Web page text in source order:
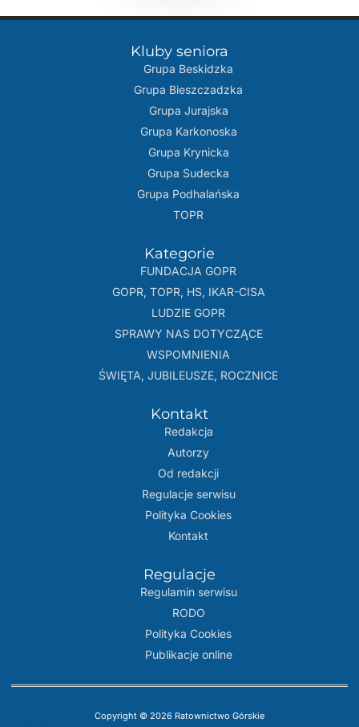
Kluby seniora
Grupa Beskidzka​
Grupa Bieszczadzka
Grupa Jurajska
Grupa Karkonoska
Grupa Krynicka
Grupa Sudecka
Grupa Podhalańska
TOPR
Kategorie
FUNDACJA GOPR
GOPR, TOPR, HS, IKAR-CISA
LUDZIE GOPR
SPRAWY NAS DOTYCZĄCE
WSPOMNIENIA
ŚWIĘTA, JUBILEUSZE, ROCZNICE
Kontakt
Redakcja
Autorzy
Od redakcji
Regulacje serwisu
Polityka Cookies
Kontakt
Regulacje
Regulamin serwisu
RODO
Polityka Cookies
Publikacje online
Copyright © 2026 Ratownictwo Górskie